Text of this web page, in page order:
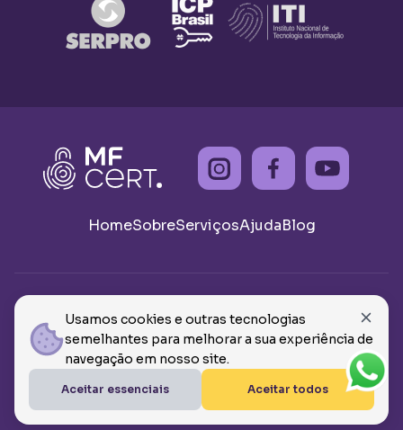
Usamos cookies e outras tecnologias
semelhantes para melhorar a sua experiência de
navegação em nosso site.
Aceitar essenciais Aceitar todos
HomeSobreServiçosAjudaBlog
© 2026 - Todos os direitos reservados MF CERTIFICADOS
E ASSESSORIAS, CNPJ: 46.908.359/0001-62
Termos de Uso Política de Privacidade
VOLTAR AO TOPO